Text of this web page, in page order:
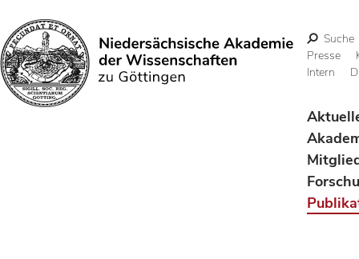
Suchen
Suche
Presse
Intern